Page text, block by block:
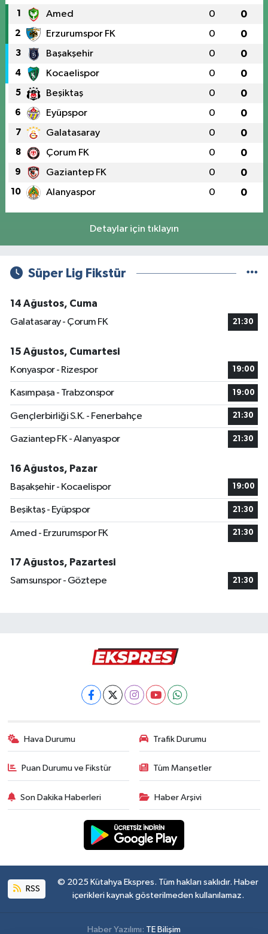
1 Amed 0 0
2 Erzurumspor FK 0 0
3 Başakşehir 0 0
4 Kocaelispor 0 0
5 Beşiktaş 0 0
6 Eyüpspor 0 0
7 Galatasaray 0 0
8 Çorum FK 0 0
9 Gaziantep FK 0 0
10 Alanyaspor 0 0
Detaylar için tıklayın
Süper Lig Fikstür
14 Ağustos, Cuma
Galatasaray - Çorum FK
21:30
15 Ağustos, Cumartesi
Konyaspor - Rizespor
19:00
Kasımpaşa - Trabzonspor 19:00
Gençlerbirliği S.K. - Fenerbahçe 21:30
Gaziantep FK - Alanyaspor 21:30
16 Ağustos, Pazar
Başakşehir - Kocaelispor
19:00
Beşiktaş - Eyüpspor 21:30
Amed - Erzurumspor FK 21:30
17 Ağustos, Pazartesi
Samsunspor - Göztepe
21:30
Hava Durumu Trafik Durumu
Puan Durumu ve Fikstür Tüm Manşetler
Son Dakika Haberleri Haber Arşivi
RSS
© 2025 Kütahya Ekspres. Tüm hakları saklıdır. Haber
içerikleri kaynak gösterilmeden kullanılamaz.
Haber Yazılımı: TE Bilişim